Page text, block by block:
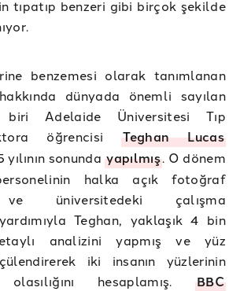
tıpatıp benzeri gibi birçok şekilde
benzemesi olarak tanımlanan
dünyada önemli sayılan
biri Adelaide Üniversitesi Tıp
öğrencisiTeghan Lucas
sonundayapılmış. O dönem
halka açık fotoğraf
ve üniversitedeki çalışma
Teghan, yaklaşık 4 bin
analizini yapmış ve yüz
iki insanın yüzlerinin
olasılığını hesaplamış.BBC